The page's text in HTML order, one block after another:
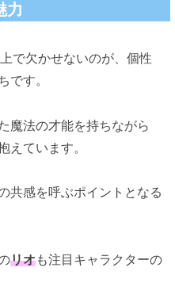
力
で欠かせないのが、個性
です。
魔法の才能を持ちながら
えています。
共感を呼ぶポイントとなる
リオも注目キャラクターの